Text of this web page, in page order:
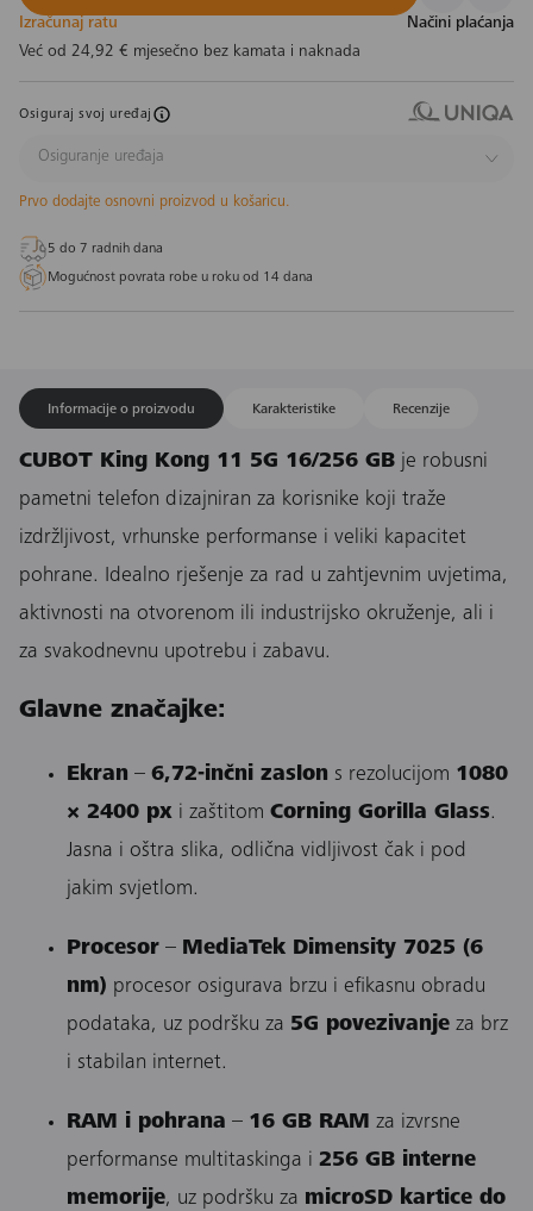
Izračunaj ratu
Načini plaćanja
Već od 24,92 € mjesečno bez kamata i naknada
Osiguraj svoj uređaj
Osiguranje uređaja
Prvo dodajte osnovni proizvod u košaricu.
5 do 7 radnih dana
Mogućnost povrata robe u roku od 14 dana
Informacije o proizvodu Karakteristike Recenzije
CUBOT King Kong 11 5G 16/256 GB je robusni
pametni telefon dizajniran za korisnike koji traže
izdržljivost, vrhunske performanse i veliki kapacitet
pohrane. Idealno rješenje za rad u zahtjevnim uvjetima,
aktivnosti na otvorenom ili industrijsko okruženje, ali i
za svakodnevnu upotrebu i zabavu.
Glavne značajke:
Ekran – 6,72-inčni zaslon s rezolucijom 1080
× 2400 px i zaštitom Corning Gorilla Glass.
Jasna i oštra slika, odlična vidljivost čak i pod
jakim svjetlom.
Procesor – MediaTek Dimensity 7025 (6
nm) procesor osigurava brzu i efikasnu obradu
podataka, uz podršku za 5G povezivanje za brz
i stabilan internet.
RAM i pohrana – 16 GB RAM za izvrsne
performanse multitaskinga i 256 GB interne
memorije, uz podršku za microSD kartice do